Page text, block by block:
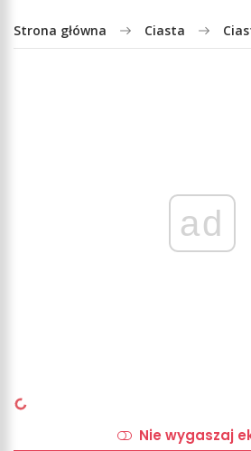
Strona główna Ciasta
ad
Nie wygaszaj